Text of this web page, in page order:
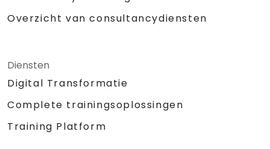
Overzicht van consultancydiensten
Diensten
Digital Transformatie
Complete trainingsoplossingen
Training Platform